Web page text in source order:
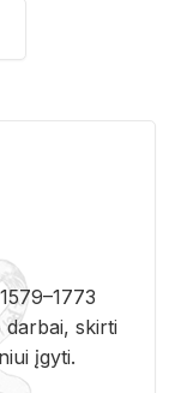
skirti
įgyti.